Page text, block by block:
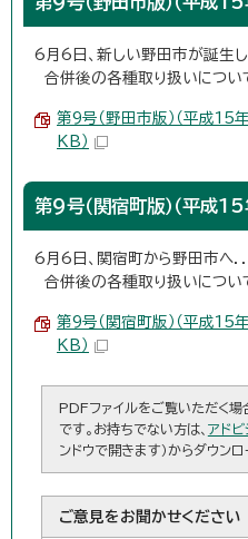
6月6日、新しい野田市が誕生し
合併後の各種取り扱いについ
第9号（野田市版）（平成
KB）
第9号（関宿町版）（平成
6月6日、関宿町から野田市へ．．
合併後の各種取り扱いについ
第9号（関宿町版）（平成
KB）
PDFファイルをご覧いただく
です。お持ちでない方は、 アドビ
ンドウで開きます）からダウンロ
ご意見をお聞かせください